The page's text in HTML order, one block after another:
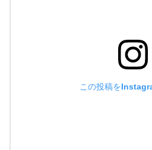
この投稿を